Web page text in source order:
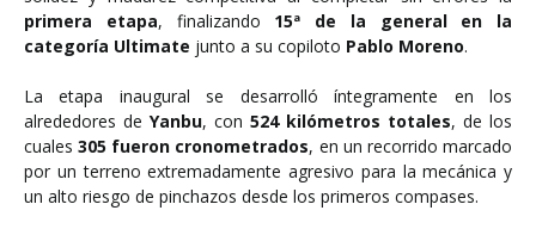
primera etapa, finalizando 15ª de la general en la
categoría Ultimate junto a su copiloto Pablo Moreno.
La etapa inaugural se desarrolló íntegramente en los
alrededores de Yanbu, con 524 kilómetros totales, de los
cuales305 fueron cronometrados, en un recorrido marcado
por un terreno extremadamente agresivo para la mecánica y
un alto riesgo de pinchazos desde los primeros compases.